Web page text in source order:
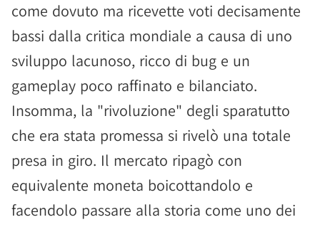
come dovuto ma ricevette voti decisamente
bassi dalla critica mondiale a causa di uno
sviluppo lacunoso, ricco di bug e un
gameplay poco raffinato e bilanciato.
Insomma, la "rivoluzione" degli sparatutto
che era stata promessa si rivelò una totale
presa in giro. Il mercato ripagò con
equivalente moneta boicottandolo e
facendolo passare alla storia come uno dei